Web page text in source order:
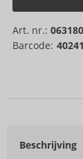
Art. nr.:
Barcode:
Beschrijving